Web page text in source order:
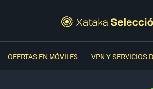
OFERTAS EN MÓVILES VPN Y SERVICIOS